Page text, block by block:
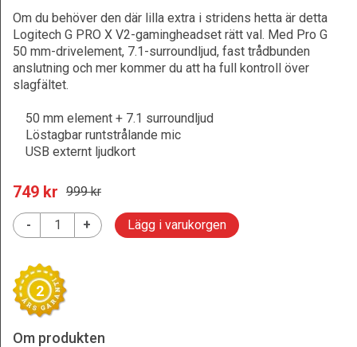
Om du behöver den där lilla extra i stridens hetta är detta
Logitech G PRO X V2-gamingheadset rätt val. Med Pro G
50 mm-drivelement, 7.1-surroundljud, fast trådbunden
anslutning och mer kommer du att ha full kontroll över
slagfältet.
50 mm element + 7.1 surroundljud
Löstagbar runtstrålande mic
USB externt ljudkort
749 kr 999 kr
- + Lägg i varukorgen
2
Om produkten